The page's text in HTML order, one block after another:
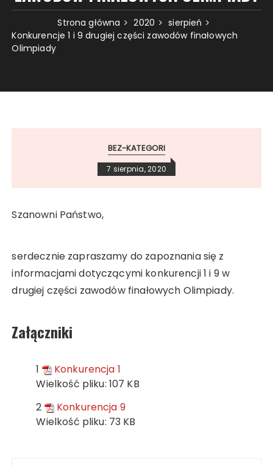
Strona główna 2020
sierpień
Konkurencje 1 i 9 drugiej części zawodów finałowych
Olimpiady
BEZ-KATEGORI
7 sierpnia, 2020
Szanowni Państwo,
serdecznie zapraszamy do zapoznania się z
informacjami dotyczącymi konkurencji 1 i 9 w
drugiej części zawodów finałowych Olimpiady.
Załączniki
1
Konkurencja 1
Wielkość pliku: 107 KB
2
Konkurencja 9
Wielkość pliku: 73 KB